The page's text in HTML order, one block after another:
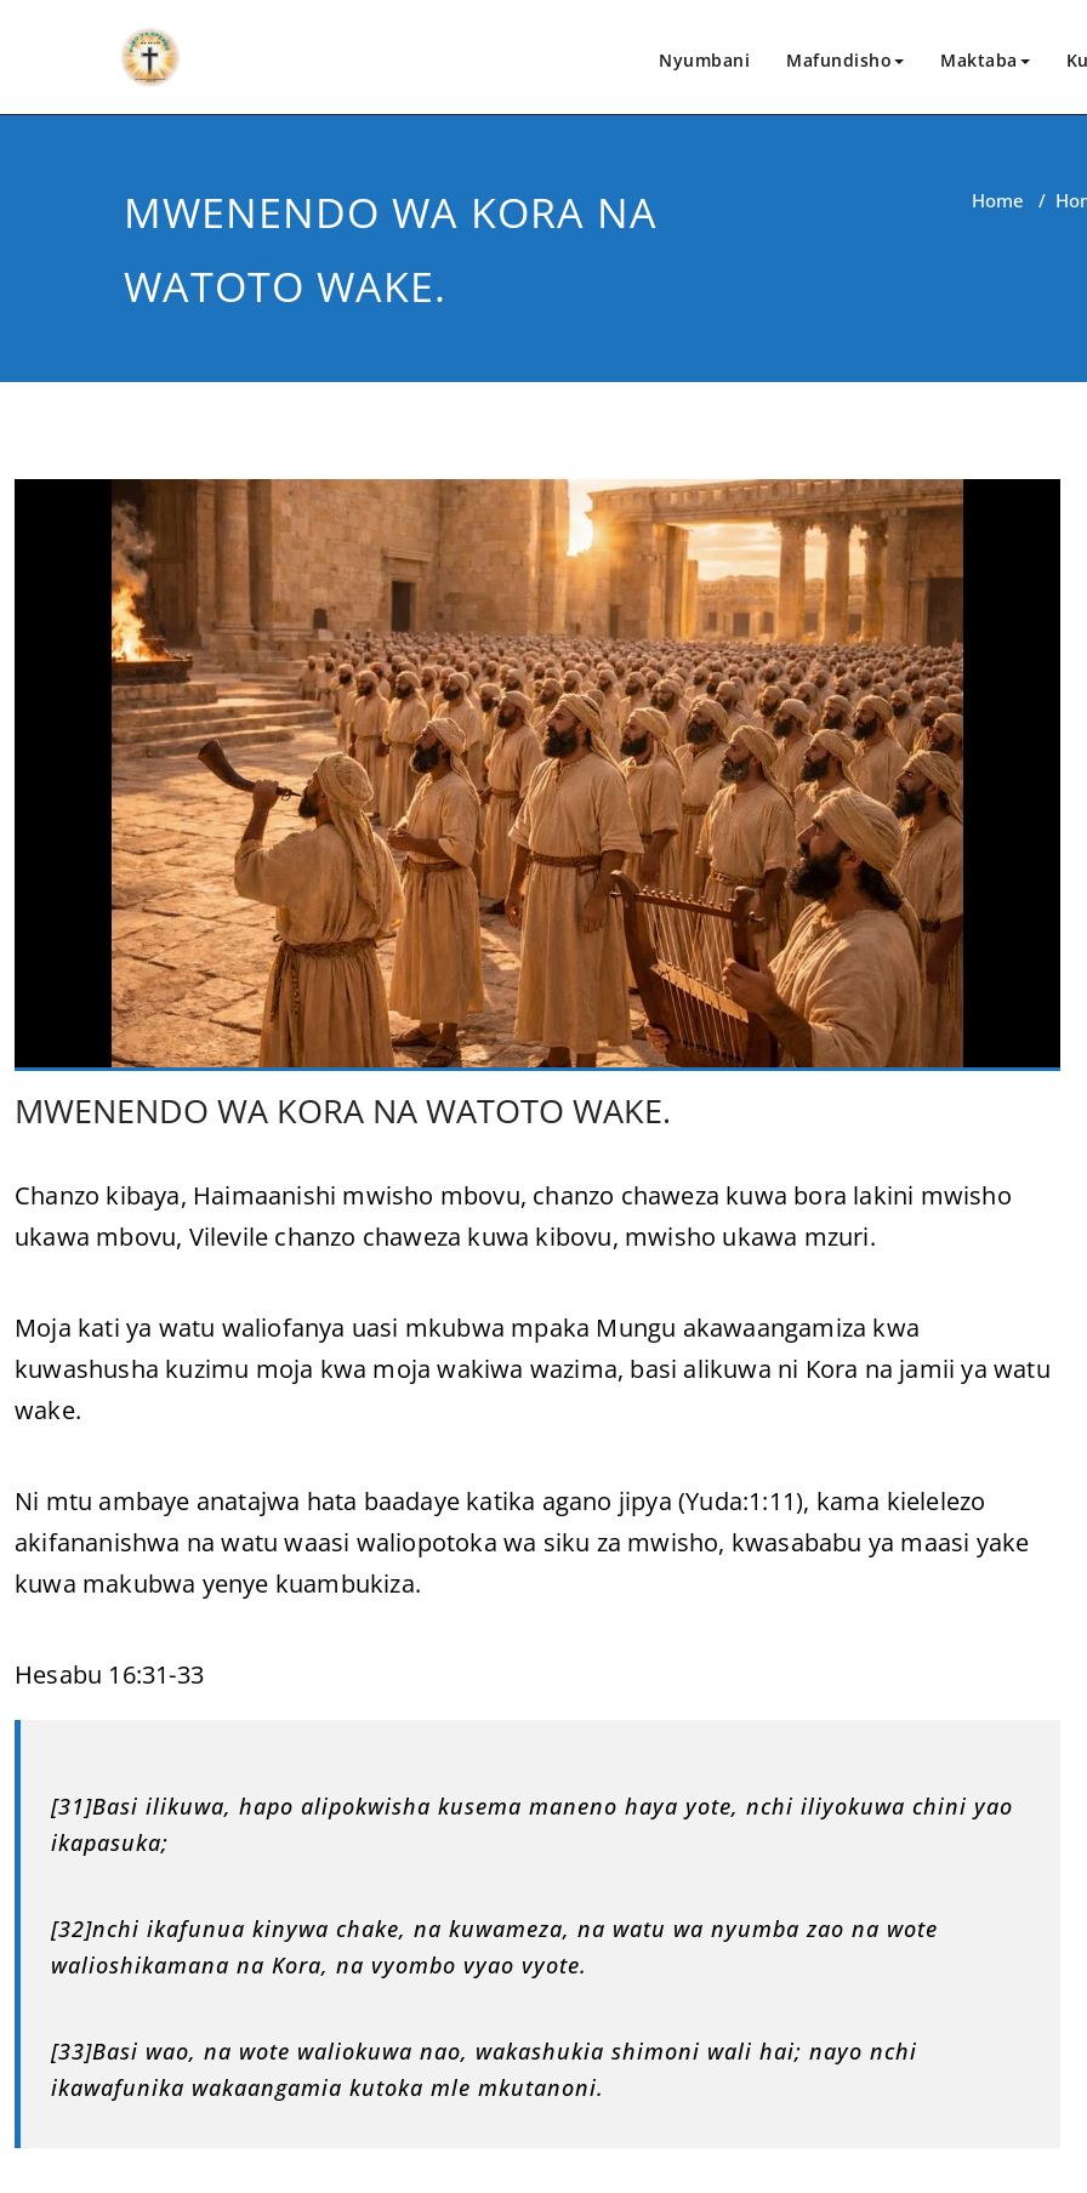
Nyumbani Mafundisho Maktaba
MWENENDO WA KORA NA
WATOTO WAKE.
Home /
MWENENDO WA KORA NA WATOTO WAKE.
Chanzo kibaya, Haimaanishi mwisho mbovu, chanzo chaweza kuwa bora lakini mwisho
ukawa mbovu, Vilevile chanzo chaweza kuwa kibovu, mwisho ukawa mzuri.
Moja kati ya watu waliofanya uasi mkubwa mpaka Mungu akawaangamiza kwa
kuwashusha kuzimu moja kwa moja wakiwa wazima, basi alikuwa ni Kora na jamii ya watu
wake.
Ni mtu ambaye anatajwa hata baadaye katika agano jipya (Yuda:1:11), kama kielelezo
akifananishwa na watu waasi waliopotoka wa siku za mwisho, kwasababu ya maasi yake
kuwa makubwa yenye kuambukiza.
Hesabu 16:31-33
[31]Basi ilikuwa, hapo alipokwisha kusema maneno haya yote, nchi iliyokuwa chini yao
ikapasuka;
[32]nchi ikafunua kinywa chake, na kuwameza, na watu wa nyumba zao na wote
walioshikamana na Kora, na vyombo vyao vyote.
[33]Basi wao, na wote waliokuwa nao, wakashukia shimoni wali hai; nayo nchi
ikawafunika wakaangamia kutoka mle mkutanoni.
CHANGIA HAPA